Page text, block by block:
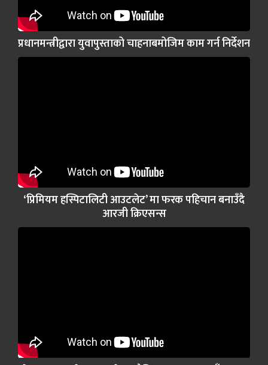
प्रधानमन्त्रीद्वारा युवापुस्ताको चाहनाबमोजिम काम गर्न निर्देशन
‘प्रिमियम हस्पिटालिटी आउटलेट’ मा फरक पहिचान बनाउँदै
आरजी क्रिएसन्स